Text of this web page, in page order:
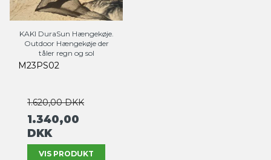
KAKI DuraSun Hængekøje.
Outdoor Hængekøje der
tåler regn og sol
M23PS02
1.620,00 DKK
1.340,00
DKK
VIS PRODUKT